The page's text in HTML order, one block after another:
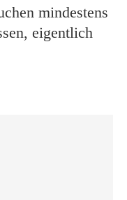
mindestens
eigentlich